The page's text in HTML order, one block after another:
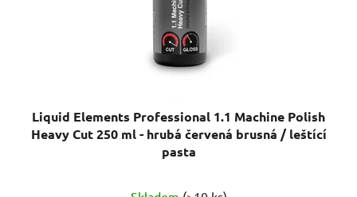
Liquid Elements Professional 1.1 Machine Polish
Heavy Cut 250 ml - hrubá červená brusná / leštící
pasta